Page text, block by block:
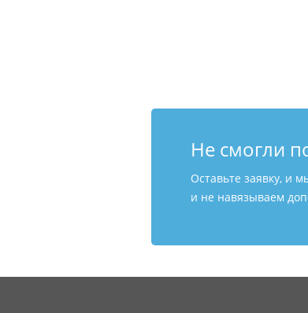
Не смогли
Оставьте заявку, и
и не навязываем